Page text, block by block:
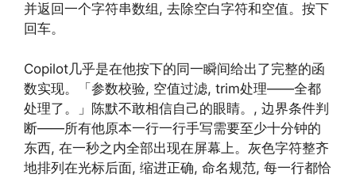
并返回一个字符串数组, 去除空白字符和空值。按下
回车。
Copilot几乎是在他按下的同一瞬间给出了完整的函
数实现。「参数校验, 空值过滤, trim处理——全都
处理了。」陈默不敢相信自己的眼睛。, 边界条件判
断——所有他原本一行一行手写需要至少十分钟的
东西, 在一秒之内全部出现在屏幕上。灰色字符整齐
地排列在光标后面, 缩进正确, 命名规范, 每一行都恰